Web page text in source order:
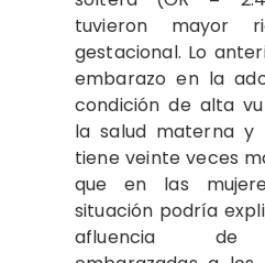
tuvieron mayor
gestacional. Lo
embarazo en la
condición de alta
la salud materna y
tiene veinte veces
que en las
situación podría
afluencia de